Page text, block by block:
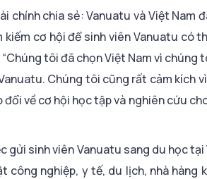
chính chia sẻ: Vanuatu và Việt Nam
cơ hội để sinh viên Vanuatu có
tôi đã chọn Việt Nam vì chúng
Chúng tôi cũng rất cảm kích
về cơ hội học tập và nghiên cứu
gửi sinh viên Vanuatu sang du học tại
nghiệp, y tế, du lịch, nhà hàng